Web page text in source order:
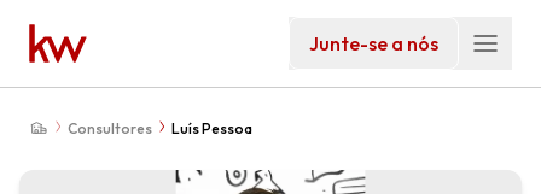
Junte-se a nós
Consultores Luís Pessoa